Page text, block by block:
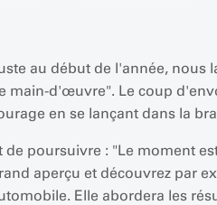
au début de l'année, nous
main-d'œuvre". Le coup
en se lançant dans la
de poursuivre : "Le moment
aperçu et découvrez par
Elle abordera les